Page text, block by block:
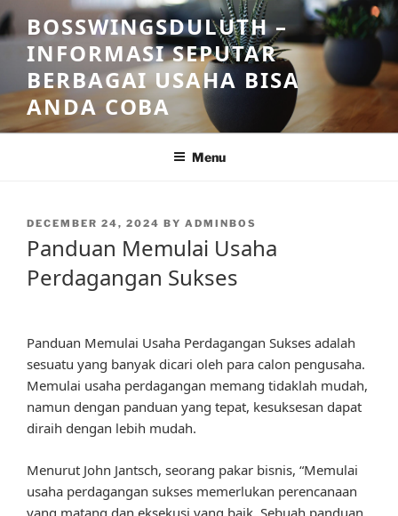
Skip
to
content
BOSSWINGSDULUTH –
INFORMASI SEPUTAR
BERBAGAI USAHA BISA
ANDA COBA
Menu
POSTED
DECEMBER 24, 2024 BY ADMINBOS
Panduan Memulai Usaha
Perdagangan Sukses
Panduan Memulai Usaha Perdagangan Sukses adalah
sesuatu yang banyak dicari oleh para calon pengusaha.
Memulai usaha perdagangan memang tidaklah mudah,
namun dengan panduan yang tepat, kesuksesan dapat
diraih dengan lebih mudah.
Menurut John Jantsch, seorang pakar bisnis, “Memulai
usaha perdagangan sukses memerlukan perencanaan
yang matang dan eksekusi yang baik. Sebuah panduan